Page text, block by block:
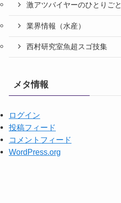
激アツバイヤーのひとりごと
業界情報（水産）
西村研究室魚超スゴ技集
メタ情報
ログイン
投稿フィード
コメントフィード
WordPress.org